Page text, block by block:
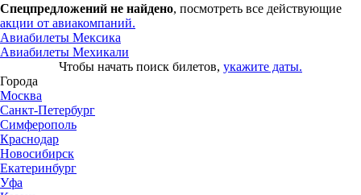
Спецпредложений не найдено, посмотреть все действующие
акции от авиакомпаний.
Авиабилеты Мексика
Авиабилеты Мехикали
Чтобы начать поиск билетов, укажите даты.
Города
Москва
Санкт-Петербург
Симферополь
Краснодар
Новосибирск
Екатеринбург
Уфа